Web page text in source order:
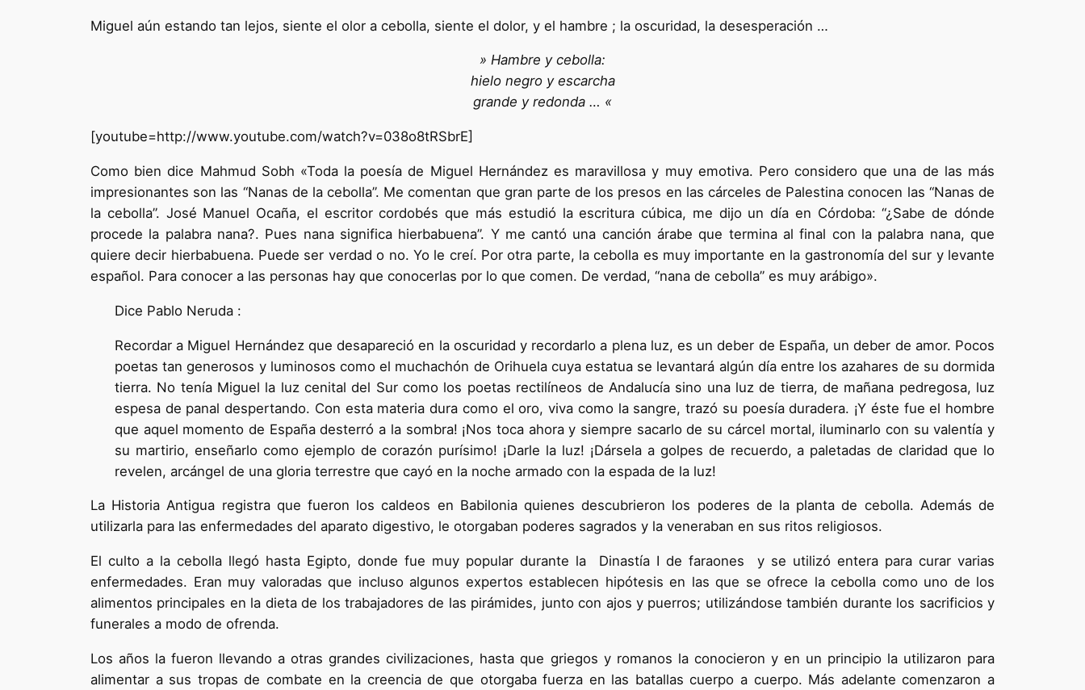
Miguel aún estando tan lejos, siente el olor a cebolla, siente el dolor, y el hambre ; la oscuridad, la desesperación …
» Hambre y cebolla:
hielo negro y escarcha
grande y redonda … «
[youtube=http://www.youtube.com/watch?v=038o8tRSbrE]
Como bien dice Mahmud Sobh «Toda la poesía de Miguel Hernández es maravillosa y muy emotiva. Pero considero que una de las más
impresionantes son las “Nanas de la cebolla”. Me comentan que gran parte de los presos en las cárceles de Palestina conocen las “Nanas de
la cebolla”. José Manuel Ocaña, el escritor cordobés que más estudió la escritura cúbica, me dijo un día en Córdoba: “¿Sabe de dónde
procede la palabra nana?. Pues nana significa hierbabuena”. Y me cantó una canción árabe que termina al final con la palabra nana, que
quiere decir hierbabuena. Puede ser verdad o no. Yo le creí. Por otra parte, la cebolla es muy importante en la gastronomía del sur y levante
español. Para conocer a las personas hay que conocerlas por lo que comen. De verdad, “nana de cebolla” es muy arábigo».
Dice Pablo Neruda :
Recordar a Miguel Hernández que desapareció en la oscuridad y recordarlo a plena luz, es un deber de España, un deber de amor. Pocos
poetas tan generosos y luminosos como el muchachón de Orihuela cuya estatua se levantará algún día entre los azahares de su dormida
tierra. No tenía Miguel la luz cenital del Sur como los poetas rectilíneos de Andalucía sino una luz de tierra, de mañana pedregosa, luz
espesa de panal despertando. Con esta materia dura como el oro, viva como la sangre, trazó su poesía duradera. ¡Y éste fue el hombre
que aquel momento de España desterró a la sombra! ¡Nos toca ahora y siempre sacarlo de su cárcel mortal, iluminarlo con su valentía y
su martirio, enseñarlo como ejemplo de corazón purísimo! ¡Darle la luz! ¡Dársela a golpes de recuerdo, a paletadas de claridad que lo
revelen, arcángel de una gloria terrestre que cayó en la noche armado con la espada de la luz!
La Historia Antigua registra que fueron los caldeos en Babilonia quienes descubrieron los poderes de la planta de cebolla. Además de
utilizarla para las enfermedades del aparato digestivo, le otorgaban poderes sagrados y la veneraban en sus ritos religiosos.
El culto a la cebolla llegó hasta Egipto, donde fue muy popular durante la Dinastía I de faraones y se utilizó entera para curar varias
enfermedades. Eran muy valoradas que incluso algunos expertos establecen hipótesis en las que se ofrece la cebolla como uno de los
alimentos principales en la dieta de los trabajadores de las pirámides, junto con ajos y puerros; utilizándose también durante los sacrificios y
funerales a modo de ofrenda.
Los años la fueron llevando a otras grandes civilizaciones, hasta que griegos y romanos la conocieron y en un principio la utilizaron para
alimentar a sus tropas de combate en la creencia de que otorgaba fuerza en las batallas cuerpo a cuerpo. Más adelante comenzaron a